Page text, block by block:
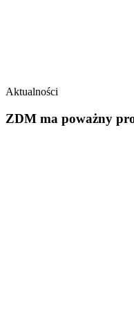
Aktualności
ZDM ma poważny